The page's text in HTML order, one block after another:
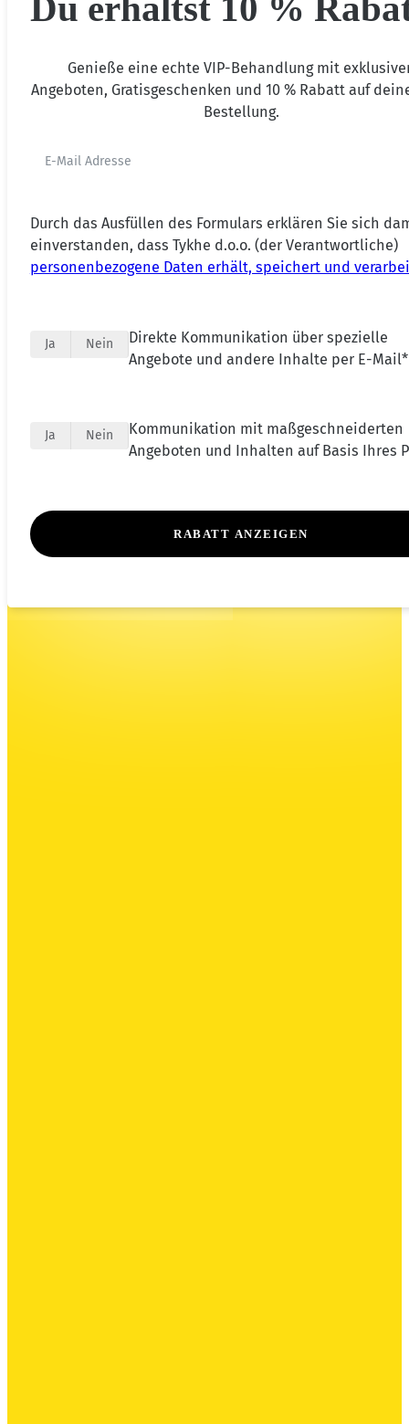
Du erhältst 10 %
Genieße eine echte VIP-Behandlung mit
Angeboten, Gratisgeschenken und 10 % Rabatt auf
Bestellung.
Durch das Ausfüllen des Formulars erklären Sie sich
einverstanden, dass Tykhe d.o.o. (der Verantwortliche)
personenbezogene Daten erhält, speichert und
Ja Nein
Direkte Kommunikation über spezielle
Angebote und andere Inhalte per E-Mail*
Ja Nein
Kommunikation mit maßgeschneiderten
Angeboten und Inhalten auf Basis Ihres
RABATT ANZEIGEN